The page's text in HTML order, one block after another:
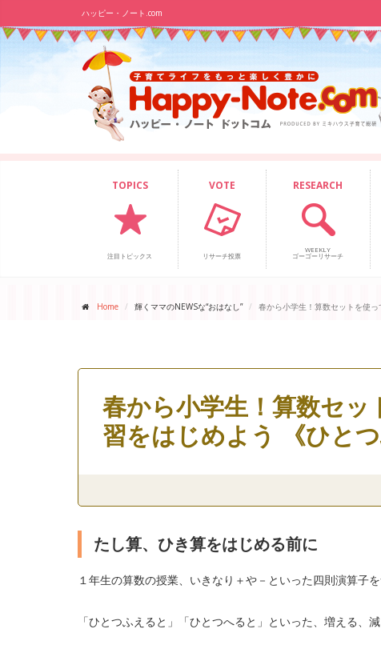
ハッピー・ノート.com
TOPICS
注目トピックス
VOTE
リサーチ投票
RESEARCH
WEEKLY
ゴーゴーリサーチ
Home 輝くママのNEWSな“おはなし” 春から小学生！算数セットを使
春から小学生！算数セ
習をはじめよう 《ひとつ
たし算、ひき算をはじめる前に
１年生の算数の授業、いきなり＋や－といった四則演算子
「ひとつふえると」「ひとつへると」といった、増える、